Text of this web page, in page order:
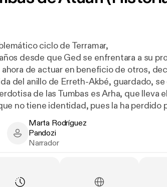
ciclo de Terramar,
desde que Ged se enfrentara a su
ahora de actuar en beneficio de otros,
del anillo de Erreth-Akbé, guardado,
de las Tumbas es Arha, que lleva
no tiene identidad, pues la ha perdido
las potestades tenebrosas de Terramar.
Marta Rodríguez Pandozi - Narrator
Marta Rodríguez
Pandozi
Narrador